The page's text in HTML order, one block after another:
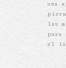
una
las
para
el